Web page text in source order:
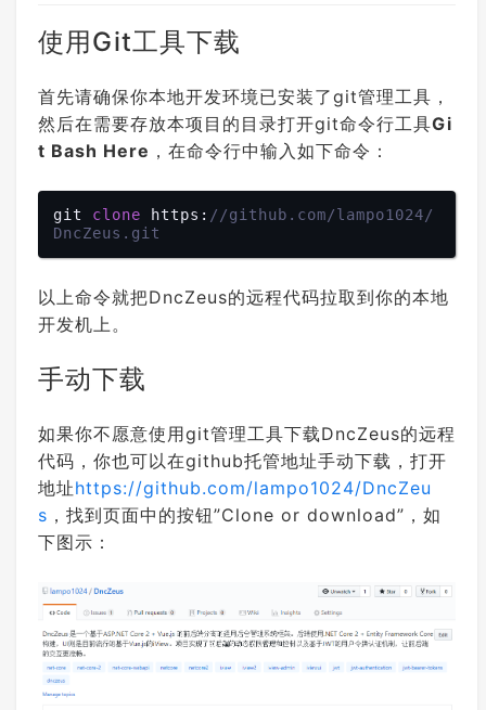
使用Git工具下载
首先请确保你本地开发环境已安装了git管理工具，
然后在需要存放本项目的目录打开git命令行工具Gi
t Bash Here ，在命令行中输入如下命令：
git clone https: //github.com/lampo1024/
DncZeus.git
以上命令就把DncZeus的远程代码拉取到你的本地
开发机上。
手动下载
如果你不愿意使用git管理工具下载DncZeus的远程
代码，你也可以在github托管地址手动下载，打开
地址https://github.com/lampo1024/DncZeu
s ，找到页面中的按钮”Clone or download”，如
下图示：